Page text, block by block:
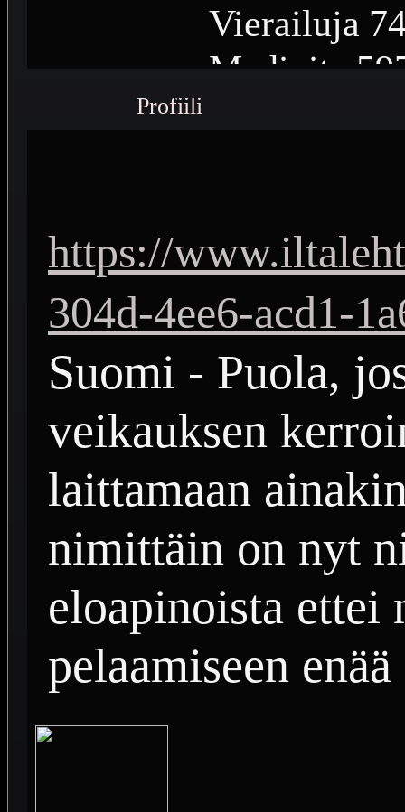
Vierailuja
Medioita
Profiili
https://
304d-4ee6-acd1-
Suomi - Puola,
veikauksen
laittamaan
nimittäin on nyt
eloapinoista ettei
pelaamiseen enää